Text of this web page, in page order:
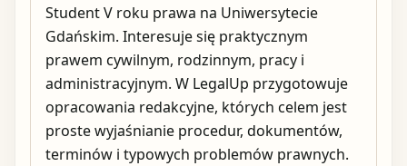
Student V roku prawa na Uniwersytecie
Gdańskim. Interesuje się praktycznym
prawem cywilnym, rodzinnym, pracy i
administracyjnym. W LegalUp przygotowuje
opracowania redakcyjne, których celem jest
proste wyjaśnianie procedur, dokumentów,
terminów i typowych problemów prawnych.